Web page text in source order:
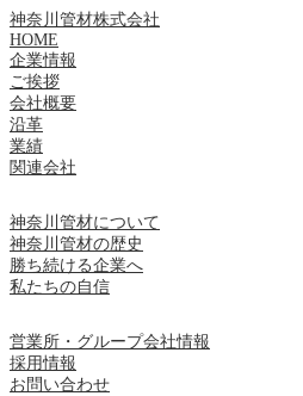
神奈川管材株式会社
HOME
企業情報
ご挨拶
会社概要
沿革
業績
関連会社
神奈川管材について
神奈川管材の歴史
勝ち続ける企業へ
私たちの自信
営業所・グループ会社情報
採用情報
お問い合わせ